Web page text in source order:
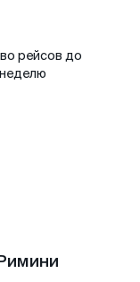
рейсов до